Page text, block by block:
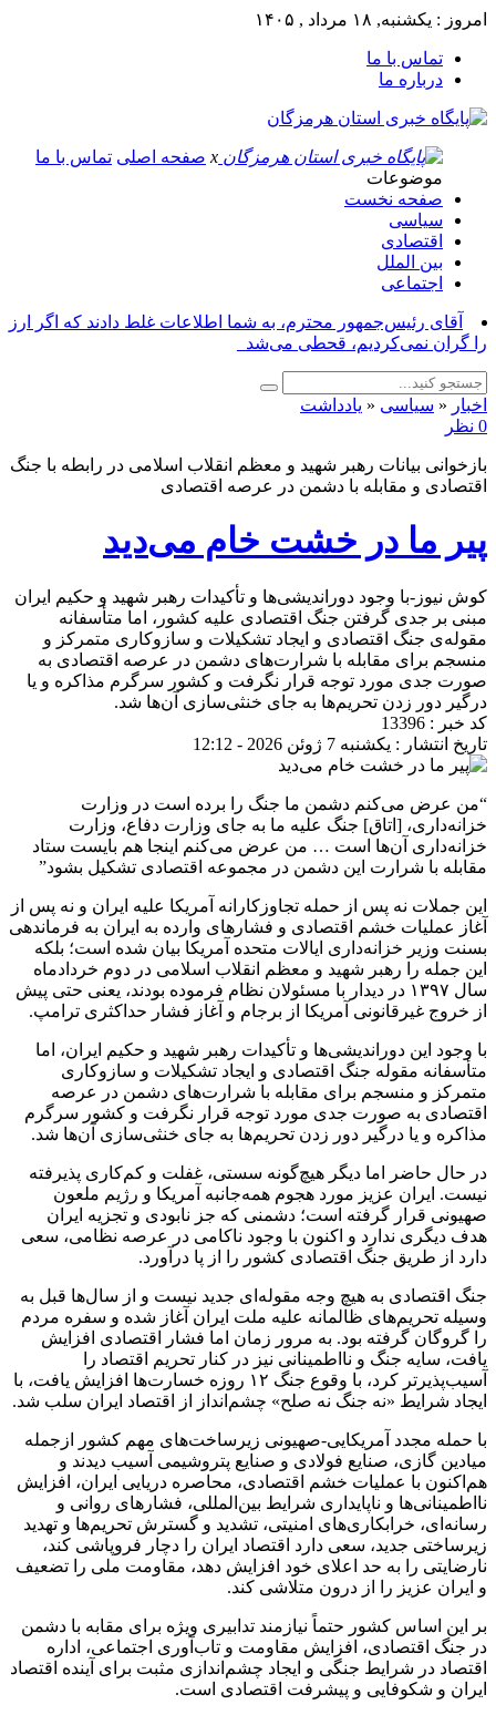
امروز : یکشنبه, ۱۸ مرداد , ۱۴۰۵
تماس با ما
درباره ما
x صفحه اصلی تماس با ما
موضوعات
صفحه نخست
سیاسی
اقتصادی
بین الملل
اجتماعی
آقای رئیس‌جمهور محترم، به شما اطلاعات غلط دادند که اگر ارز
را گران نمی‌کردیم، قحطی می‌شد_
اخبار « سیاسی « یادداشت
0 نظر
بازخوانی بیانات رهبر شهید و معظم انقلاب اسلامی در رابطه با جنگ
اقتصادی و مقابله با دشمن در عرصه اقتصادی
پیر ما در خشت خام می‌دید
کوش نیوز-با وجود دوراندیشی‌ها و تأکیدات رهبر شهید و حکیم ایران
مبنی بر جدی گرفتن جنگ اقتصادی علیه کشور، اما متأسفانه
مقوله‌ی جنگ اقتصادی و ایجاد تشکیلات و سازوکاری متمرکز و
منسجم برای مقابله با شرارت‌های دشمن در عرصه اقتصادی به
صورت جدی مورد توجه قرار نگرفت و کشور سرگرم مذاکره و یا
درگیر دور زدن تحریم‌ها به جای خنثی‌سازی آن‌ها شد.
کد خبر : 13396
تاریخ انتشار : یکشنبه 7 ژوئن 2026 - 12:12
“من عرض می‌کنم دشمن ما جنگ را برده است در وزارت
خزانه‌داری، [اتاق] جنگ علیه ما به جای وزارت دفاع، وزارت
خزانه‌داری آن‌ها است … من عرض می‌کنم اینجا هم بایست ستاد
مقابله‌ با شرارت این دشمن در مجموعه‌ اقتصادی تشکیل بشود”
این جملات نه پس از حمله تجاوزکارانه آمریکا علیه ایران و نه پس از
آغاز عملیات خشم اقتصادی و فشار‌های وارده به ایران به فرماندهی
بسنت وزیر خزانه‌داری ایالات متحده آمریکا بیان شده است؛ بلکه
این جمله را رهبر شهید و معظم انقلاب اسلامی در دوم خردادماه
سال ۱۳۹۷ در دیدار با مسئولان نظام فرموده بودند، یعنی حتی پیش
از خروج غیرقانونی آمریکا از برجام و آغاز فشار حداکثری ترامپ.
با وجود این دوراندیشی‌ها و تأکیدات رهبر شهید و حکیم ایران، اما
متأسفانه مقوله‌ جنگ اقتصادی و ایجاد تشکیلات و سازوکاری
متمرکز و منسجم برای مقابله با شرارت‌های دشمن در عرصه
اقتصادی به صورت جدی مورد توجه قرار نگرفت و کشور سرگرم
مذاکره و یا درگیر دور زدن تحریم‌ها به جای خنثی‌سازی آن‌ها شد.
در حال حاضر اما دیگر هیچ‌گونه سستی، غفلت و کم‌کاری پذیرفته
نیست. ایران عزیز مورد هجوم همه‌جانبه آمریکا و رژیم ملعون
صهیونی قرار گرفته است؛ دشمنی که جز نابودی و تجزیه ایران
هدف دیگری ندارد و اکنون با وجود ناکامی در عرصه نظامی، سعی
دارد از طریق جنگ اقتصادی کشور را از پا درآورد.
جنگ اقتصادی به هیچ وجه مقوله‌ای جدید نیست و از سال‌ها قبل به
وسیله تحریم‌های ظالمانه علیه ملت ایران آغاز شده و سفره مردم
را گروگان گرفته بود. به مرور زمان اما فشار اقتصادی افزایش
یافت، سایه جنگ و نااطمینانی نیز در کنار تحریم اقتصاد را
آسیب‌پذیرتر کرد، با وقوع جنگ ۱۲ روزه خسارت‌ها افزایش یافت، با
ایجاد شرایط «نه جنگ نه صلح» چشم‌انداز از اقتصاد ایران سلب شد.
با حمله مجدد آمریکایی-صهیونی زیرساخت‌های مهم کشور ازجمله
میادین گازی، صنایع فولادی و صنایع پتروشیمی آسیب دیدند و
هم‌اکنون با عملیات خشم اقتصادی، محاصره دریایی ایران، افزایش
نااطمینانی‌ها و ناپایداری شرایط بین‌المللی، فشار‌های روانی و
رسانه‌ای، خرابکاری‌های امنیتی، تشدید و گسترش تحریم‌ها و تهدید
زیرساختی جدید، سعی دارد اقتصاد ایران را دچار فروپاشی کند،
نارضایتی را به حد اعلای خود افزایش دهد، مقاومت ملی را تضعیف
و ایران عزیز را از درون متلاشی کند.
بر این اساس کشور حتماً نیازمند تدابیری ویژه برای مقابه با دشمن
در جنگ اقتصادی، افزایش مقاومت و تاب‌آوری اجتماعی، اداره
اقتصاد در شرایط جنگی و ایجاد چشم‌اندازی مثبت برای آینده اقتصاد
ایران و شکوفایی و پیشرفت اقتصادی است.